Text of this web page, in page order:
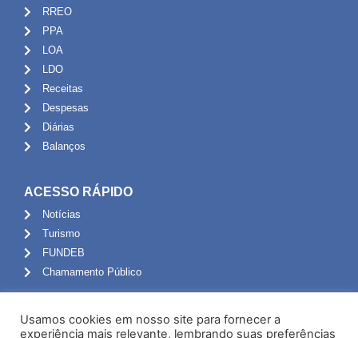
RREO
PPA
LOA
LDO
Receitas
Despesas
Diárias
Balanços
ACESSO RÁPIDO
Notícias
Turismo
FUNDEB
Chamamento Público
Portal do Servidor
Usamos cookies em nosso site para fornecer a
experiência mais relevante, lembrando suas preferências